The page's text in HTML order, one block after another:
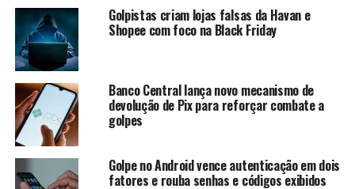
Conforme as investigações policiais, o gerente
manipulava de forma fraudulenta as contas dos clientes
da agência, fazendo transferências, saques e até
contraindo empréstimos, num autêntico crime de
invasão de conta e violação de sigilo bancário, através de
suas prerrogativas como gestor da agência.
Segundo a Polícia, somente de um correntista daquela
região, ´sumiu´ mais de um R$ 1 milhão de suas contas
Golpistas criam lojas falsas da Havan e
Shopee com foco na Black Friday
Banco Central lança novo mecanismo de
devolução de Pix para reforçar combate a
golpes
Golpe no Android vence autenticação em dois
fatores e rouba senhas e códigos exibidos